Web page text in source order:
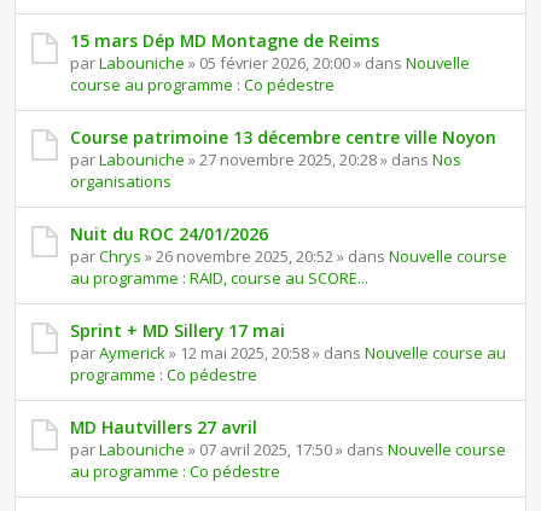
15 mars Dép MD Montagne de Reims
parLabouniche » 05 février 2026, 20:00 » dans Nouvelle
course au programme : Co pédestre
Course patrimoine 13 décembre centre ville Noyon
parLabouniche » 27 novembre 2025, 20:28 » dans Nos
organisations
Nuit du ROC 24/01/2026
parChrys » 26 novembre 2025, 20:52 » dans Nouvelle course
au programme : RAID, course au SCORE...
Sprint + MD Sillery 17 mai
parAymerick» 12 mai 2025, 20:58 » dans Nouvelle course au
programme : Co pédestre
MD Hautvillers 27 avril
parLabouniche » 07 avril 2025, 17:50 » dans Nouvelle course
au programme : Co pédestre